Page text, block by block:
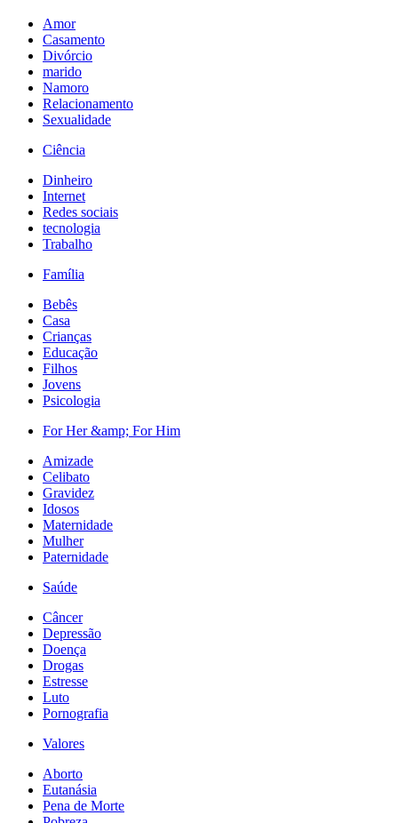
Amor
Casamento
Divórcio
marido
Namoro
Relacionamento
Sexualidade
Ciência
Dinheiro
Internet
Redes sociais
tecnologia
Trabalho
Família
Bebês
Casa
Crianças
Educação
Filhos
Jovens
Psicologia
For Her &amp; For Him
Amizade
Celibato
Gravidez
Idosos
Maternidade
Mulher
Paternidade
Saúde
Câncer
Depressão
Doença
Drogas
Estresse
Luto
Pornografia
Valores
Aborto
Eutanásia
Pena de Morte